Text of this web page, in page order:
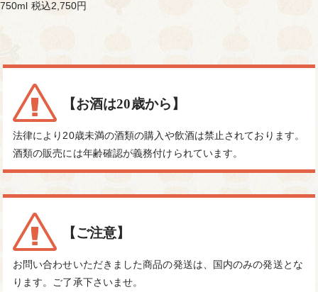
750ml 税込2,750円
【お酒は20歳から】
法律により20歳未満の酒類の購入や飲酒は禁止されております。
酒類の販売には年齢確認が義務付けられています。
【ご注意】
お問い合わせいただきました商品の発送は、国内のみの発送とな
ります。ご了承下さいませ。